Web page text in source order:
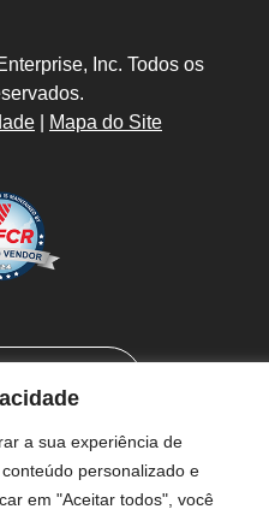
a sua experiência de
personalizado e
em "Aceitar todos", você
Inc. Todos os
Mapa do Site